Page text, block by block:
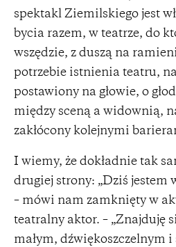
spektakl Ziemilskiego jest
bycia razem, w teatrze, do
wszędzie, z duszą na
potrzebie istnienia teatru,
postawiony na głowie, o
między sceną a widownią,
zakłócony kolejnymi
I wiemy, że dokładnie tak
drugiej strony: „Dziś jestem
– mówi nam zamknięty w
teatralny aktor. – „Znajduję
małym, dźwiękoszczelnym